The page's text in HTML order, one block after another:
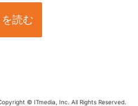
読む
© ITmedia, Inc. All Rights Reserved.